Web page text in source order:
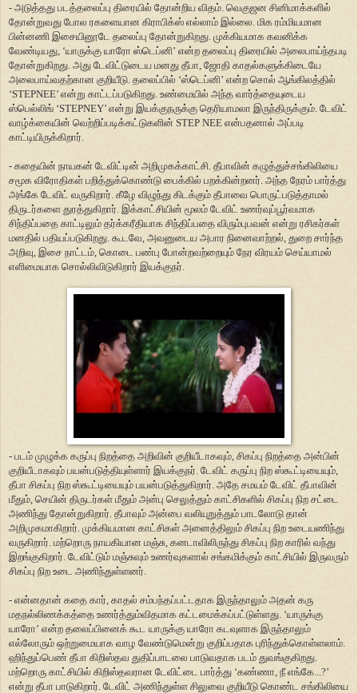
- அடுத்தது படத்தலைப்பு திரையில் தோன்றிய விதம். வெகுஜன சினிமாக்களில்
தோன்றுவது போல ரகளையான கிராபிக்ஸ் எல்லாம் இல்லை. மிக ரம்மியமான
பின்னணி இசையினூடே தலைப்பு தோன்றுகிறது. முக்கியமாக கவனிக்க
வேண்டியது, ‘யாருக்கு யாரோ ஸ்டெப்னி’ என்ற தலைப்பு திரையில் அலைபாய்ந்தபடி
தோன்றுகிறது. அது டேவிட்டுடைய மனது தீபா, ஜோதி காதல்களுக்கிடையே
அலைபாய்வதற்கான குறியீடு. தலைப்பில் ‘ஸ்டெப்னி’ என்ற சொல் ஆங்கிலத்தில்
‘STEPNEE’ என்று காட்டப்படுகிறது. உண்மையில் அந்த வார்த்தையுடைய
ஸ்பெல்லிங் ‘STEPNEY’ என்று இயக்குநருக்கு தெரியாமலா இருந்திருக்கும். டேவிட்
வாழ்க்கையின் வெற்றிப்படிக்கட்டுகளின் STEP NEE என்பதனால் அப்படி
காட்டியிருக்கிறார்.
- கதையின் நாயகன் டேவிட்டின் அறிமுகக்காட்சி. தீபாவின் கழுத்துச்சங்கிலியை
சமூக விரோதிகள் பறித்துக்கொண்டு பைக்கில் பறக்கின்றனர். அந்த நேரம் பார்த்து
அங்கே டேவிட் வருகிறார். கீழே விழுந்து கிடக்கும் தீபாவை பொருட்படுத்தாமல்
திருடர்களை துரத்துகிறார். இக்காட்சியின் மூலம் டேவிட் உணர்வுப்பூர்வமாக
சிந்திப்பதை காட்டிலும் தர்க்கரீதியாக சிந்திப்பதை விரும்புபவன் என்று ரசிகர்கள்
மனதில் பதியப்படுகிறது. கூடவே, அவனுடைய அபார நினைவாற்றல், துறை சார்ந்த
அறிவு, இசை நாட்டம், கொடை பண்பு போன்றவற்றையும் நேர விரயம் செய்யாமல்
எளிமையாக சொல்லிவிடுகிறார் இயக்குநர்.
- படம் முழுக்க கருப்பு நிறத்தை அறிவின் குறியீடாகவும், சிகப்பு நிறத்தை அன்பின்
குறியீடாகவும் பயன்படுத்தியுள்ளார் இயக்குநர். டேவிட் கருப்பு நிற ஸ்கூட்டியையும்,
தீபா சிகப்பு நிற ஸ்கூட்டியையும் பயன்படுத்துகிறார். அதே சமயம் டேவிட் தீபாவின்
மீதும், செயின் திருடர்கள் மீதும் அன்பு செலுத்தும் காட்சிகளில் சிகப்பு நிற சட்டை
அணிந்து தோன்றுகிறார். தீபாவும் அன்பை வலியுறுத்தும் பாடலோடு தான்
அறிமுகமாகிறார். முக்கியமான காட்சிகள் அனைத்திலும் சிகப்பு நிற உடையணிந்து
வருகிறார். மற்றொரு நாயகியான மஞ்சு, கனடாவிலிருந்து சிகப்பு நிற காரில் வந்து
இறங்குகிறார். டேவிட்டும் மஞ்சுவும் உணர்வுகளால் சங்கமிக்கும் காட்சியில் இருவரும்
சிகப்பு நிற உடை அணிந்துள்ளனர்.
- என்னதான் கதை கார், காதல் சம்பந்தப்பட்டதாக இருந்தாலும் அதன் கரு
மதநல்லிணக்கத்தை உணர்த்தும்விதமாக கட்டமைக்கப்பட்டுள்ளது. ‘யாருக்கு
யாரோ’ என்ற தலைப்பினைக் கூட யாருக்கு யாரோ கடவுளாக இருந்தாலும்
எல்லோரும் ஒற்றுமையாக வாழ வேண்டுமென்று குறிப்பதாக புரிந்துக்கொள்ளலாம்.
ஹிந்துப்பெண் தீபா கிறிஸ்தவ துதிப்பாடலை பாடுவதாக படம் துவங்குகிறது.
மற்றொரு காட்சியில் கிறிஸ்தவரான டேவிட்டை பார்த்து ‘கண்ணா, நீ எங்கே...?’
என்று தீபா பாடுகிறார். டேவிட் அணிந்துள்ள சிலுவை குறியீடு கொண்ட சங்கிலியை